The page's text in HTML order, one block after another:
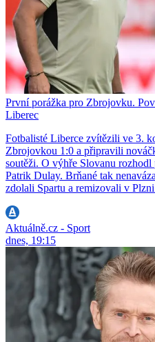
První porážka pro Zbrojovku.
Liberec
Fotbalisté Liberce zvítězili ve 3.
Zbrojovkou 1:0 a připravili
soutěži. O výhře Slovanu
Patrik Dulay. Brňané tak
zdolali Spartu a remizovali v
Aktuálně.cz - Sport
dnes, 19:15